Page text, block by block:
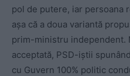
pol de putere, iar persoana
așa că a doua variantă
prim-ministru independent.
acceptată, PSD-iștii
cu Guvern 100% politic